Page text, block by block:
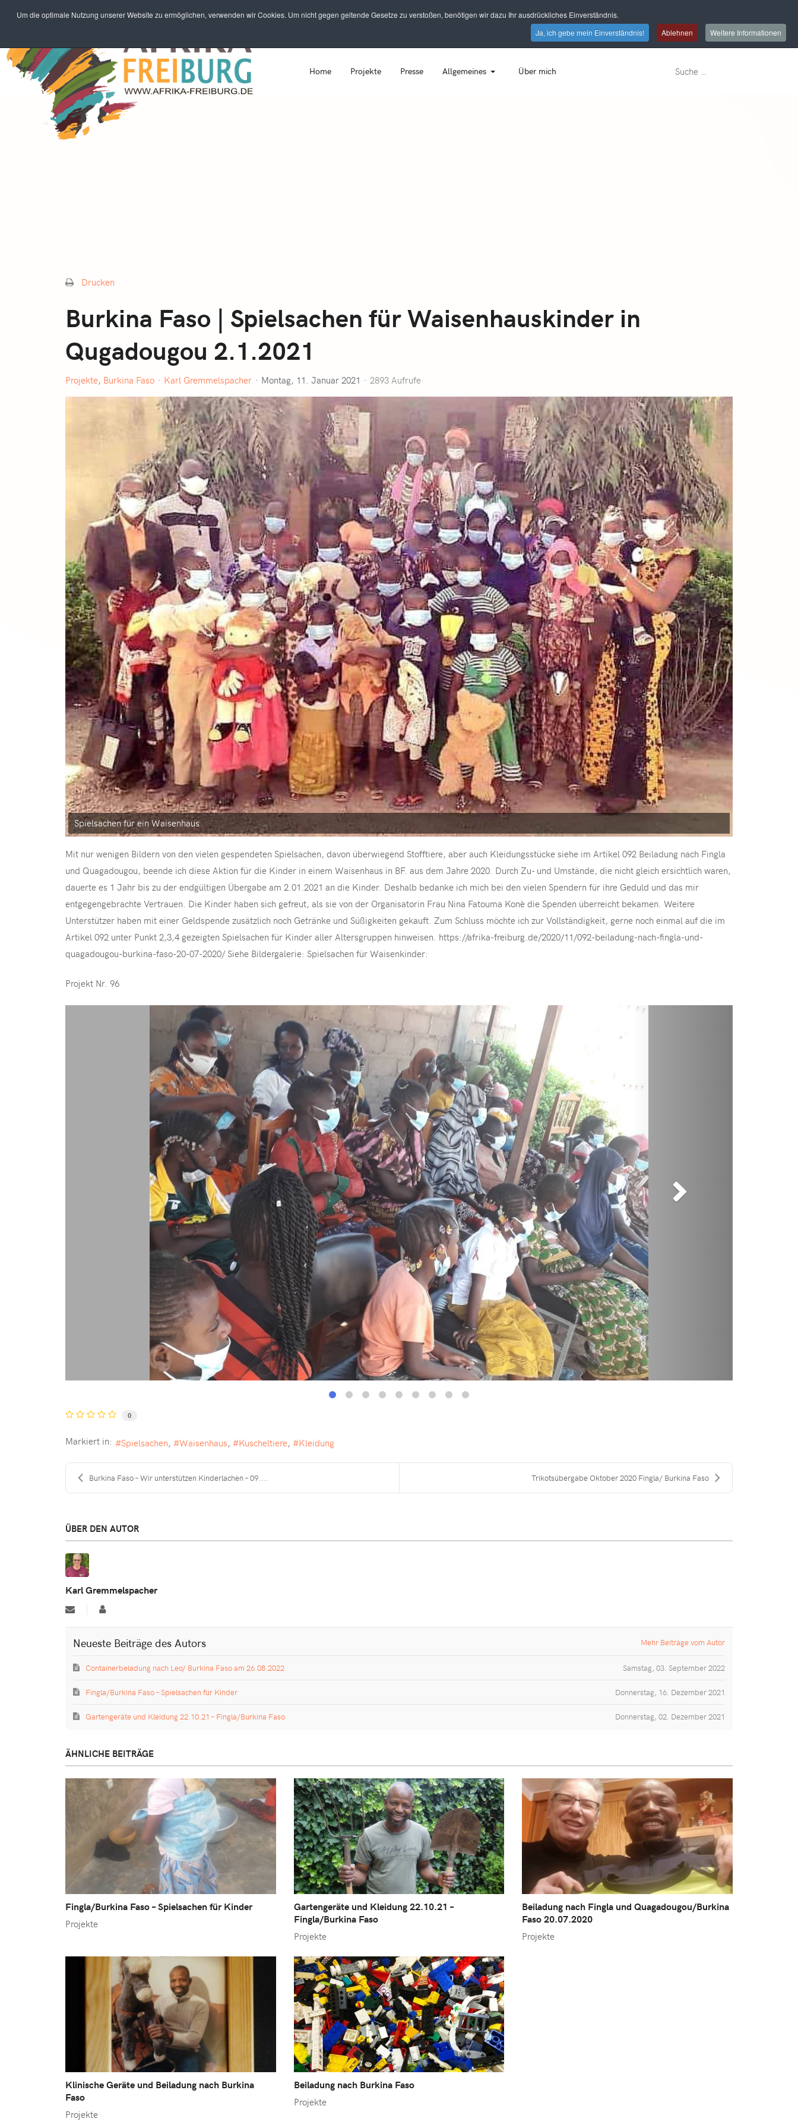
Um die optimale Nutzung unserer Website zu ermöglichen, verwenden wir Cookies. Um nicht gegen geltende Gesetze zu verstoßen, benötigen wir dazu Ihr ausdrückliches Einverständnis.
Ja, ich gebe mein Einverständnis!
Ablehnen Weitere Informationen
Home Projekte Presse Allgemeines Über mich
Drucken
Burkina Faso | Spielsachen für Waisenhauskinder in
Qugadougou 2.1.2021
Projekte Burkina Faso Karl Gremmelspacher Montag, 11. Januar 2021 2893 Aufrufe
Spielsachen für ein Waisenhaus
Mit nur wenigen Bildern von den vielen gespendeten Spielsachen, davon überwiegend Stofftiere, aber auch Kleidungsstücke siehe im Artikel 092 Beiladung nach Fingla
und Quagadougou, beende ich diese Aktion für die Kinder in einem Waisenhaus in BF. aus dem Jahre 2020. Durch Zu- und Umstände, die nicht gleich ersichtlich waren,
dauerte es 1 Jahr bis zu der endgültigen Übergabe am 2.01.2021 an die Kinder. Deshalb bedanke ich mich bei den vielen Spendern für ihre Geduld und das mir
entgegengebrachte Vertrauen. Die Kinder haben sich gefreut, als sie von der Organisatorin Frau Nina Fatouma Konè die Spenden überreicht bekamen. Weitere
Unterstützer haben mit einer Geldspende zusätzlich noch Getränke und Süßigkeiten gekauft. Zum Schluss möchte ich zur Vollständigkeit, gerne noch einmal auf die im
Artikel 092 unter Punkt 2,3,4 gezeigten Spielsachen für Kinder aller Altersgruppen hinweisen. https://afrika-freiburg.de/2020/11/092-beiladung-nach-fingla-und-
quagadougou-burkina-faso-20-07-2020/ Siehe Bildergalerie: Spielsachen für Waisenkinder:
Projekt Nr. 96
0
Markiert in: Spielsachen Waisenhaus Kuscheltiere Kleidung
Burkina Faso – Wir unterstützen Kinderlachen – 09.... Trikotsübergabe Oktober 2020 Fingla/ Burkina Faso
ÜBER DEN AUTOR
Karl Gremmelspacher
UpdatesKarl
Neueste Beiträge des Autors Mehr Beiträge vom Autor
Samstag, 03. September 2022
Containerbeladung nach Leo/ Burkina Faso am 26.08.2022
Donnerstag, 16. Dezember 2021
Fingla/Burkina Faso – Spielsachen für Kinder
Donnerstag, 02. Dezember 2021
Gartengeräte und Kleidung 22.10.21 – Fingla/Burkina Faso
ÄHNLICHE BEITRÄGE
Fingla/Burkina Faso – Spielsachen für Kinder
Projekte
Gartengeräte und Kleidung 22.10.21 –
Fingla/Burkina Faso
Projekte
Beiladung nach Fingla und Quagadougou/Burkina
Faso 20.07.2020
Projekte
Klinische Geräte und Beiladung nach Burkina
Faso
Projekte
Beiladung nach Burkina Faso
Projekte